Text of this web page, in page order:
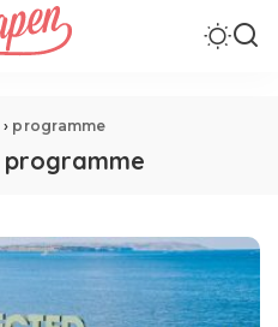
› programme
programme